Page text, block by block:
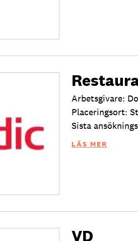
Arbetsgivare:
Placeringsort:
Sista
LÄS MER
VD